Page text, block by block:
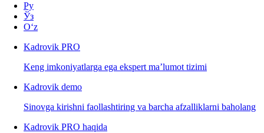
Ру
Ўз
Oʻz
Kadrovik PRO
Keng imkoniyatlarga ega ekspert ma’lumot tizimi
Kadrovik demo
Sinovga kirishni faollashtiring va barcha afzalliklarni baholang
Kadrovik PRO haqida